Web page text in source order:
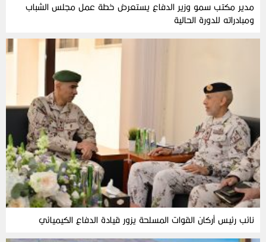
مدير مكتب سمو وزير الدفاع يستعرض خطة عمل مجلس الشباب
ومبادراته للدورة الحالية
نائب رئيس أركان القوات المسلحة يزور قيادة الدفاع الكيميائي